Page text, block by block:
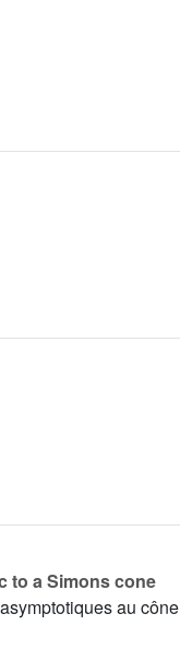
to a Simons cone
au cône